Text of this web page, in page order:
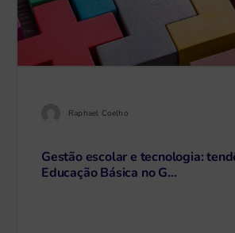
Raphael Coelho
Gestão escolar e tecnologia:
Educação Básica no G...